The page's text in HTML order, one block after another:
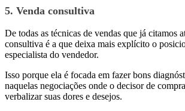
5. Venda consultiva
De todas as técnicas de vendas que já citamos
consultiva é a que deixa mais explícito o
especialista do vendedor.
Isso porque ela é focada em fazer bons
naquelas negociações onde o decisor de
verbalizar suas dores e desejos.